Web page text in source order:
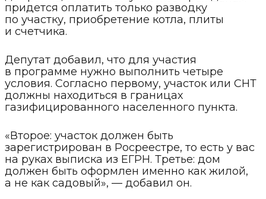
придется оплатить только разводку
по участку, приобретение котла, плиты
и счетчика.
Депутат добавил, что для участия
в программе нужно выполнить четыре
условия. Согласно первому, участок или СНТ
должны находиться в границах
газифицированного населенного пункта.
«Второе: участок должен быть
зарегистрирован в Росреестре, то есть у вас
на руках выписка из ЕГРН. Третье: дом
должен быть оформлен именно как жилой,
а не как садовый», — добавил он.